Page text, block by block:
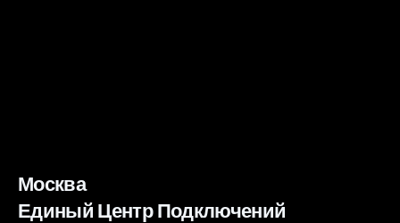
Москва
Единый Центр Подключений